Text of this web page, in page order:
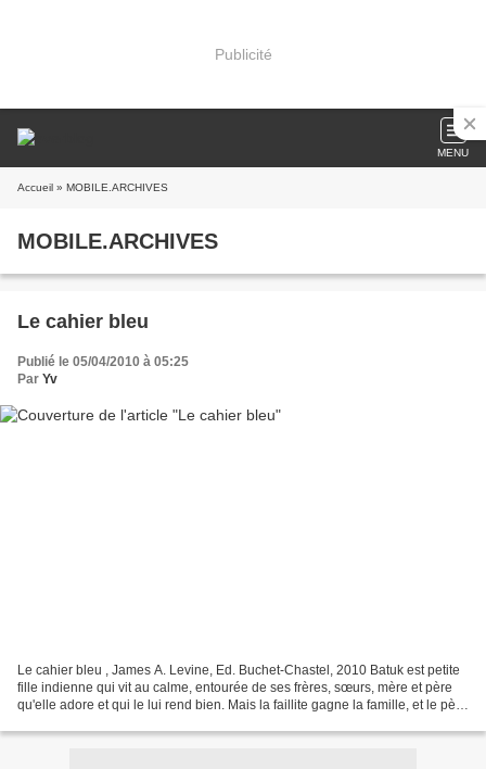
Publicité
MENU
Accueil » MOBILE.ARCHIVES
MOBILE.ARCHIVES
Le cahier bleu
Publié le 05/04/2010 à 05:25
Par Yv
Le cahier bleu , James A. Levine, Ed. Buchet-Chastel, 2010 Batuk est petite
fille indienne qui vit au calme, entourée de ses frères, sœurs, mère et père
qu'elle adore et qui le lui rend bien. Mais la faillite gagne la famille, et le père